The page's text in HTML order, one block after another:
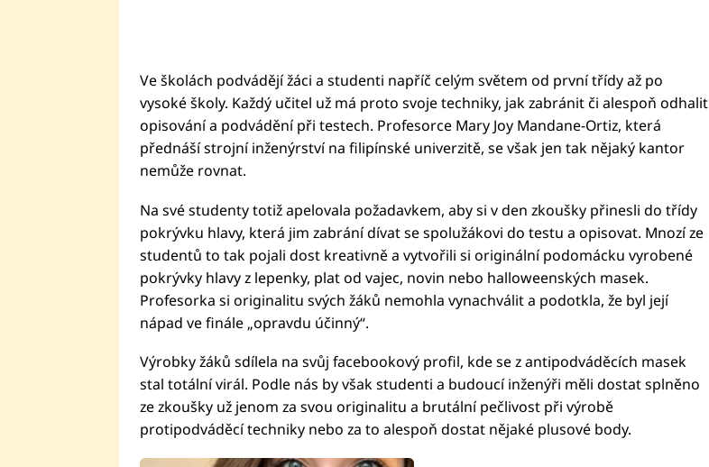
Ve školách podvádějí žáci a studenti napříč celým světem od první třídy až po
vysoké školy. Každý učitel už má proto svoje techniky, jak zabránit či alespoň odhalit
opisování a podvádění při testech. Profesorce Mary Joy Mandane-Ortiz, která
přednáší strojní inženýrství na filipínské univerzitě, se však jen tak nějaký kantor
nemůže rovnat.
Na své studenty totiž apelovala požadavkem, aby si v den zkoušky přinesli do třídy
pokrývku hlavy, která jim zabrání dívat se spolužákovi do testu a opisovat. Mnozí ze
studentů to tak pojali dost kreativně a vytvořili si originální podomácku vyrobené
pokrývky hlavy z lepenky, plat od vajec, novin nebo halloweenských masek.
Profesorka si originalitu svých žáků nemohla vynachválit a podotkla, že byl její
nápad ve finále „opravdu účinný“.
Výrobky žáků sdílela na svůj facebookový profil, kde se z antipodváděcích masek
stal totální virál. Podle nás by však studenti a budoucí inženýři měli dostat splněno
ze zkoušky už jenom za svou originalitu a brutální pečlivost při výrobě
protipodváděcí techniky nebo za to alespoň dostat nějaké plusové body.